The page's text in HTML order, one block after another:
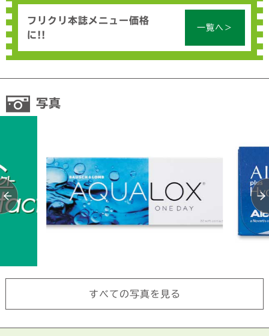
一覧へ＞
フリクリ本誌メニュー価格
に!!
写真
すべての写真を見る